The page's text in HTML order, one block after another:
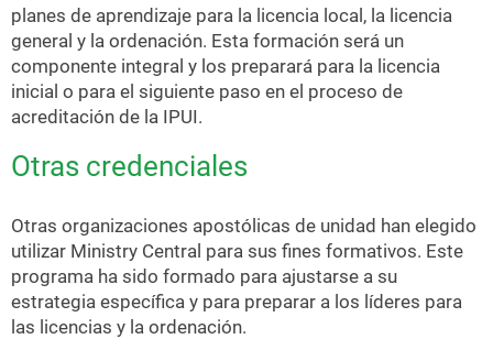
planes de aprendizaje para la licencia local, la licencia
general y la ordenación. Esta formación será un
componente integral y los preparará para la licencia
inicial o para el siguiente paso en el proceso de
acreditación de la IPUI.
Otras credenciales
Otras organizaciones apostólicas de unidad han elegido
utilizar Ministry Central para sus fines formativos. Este
programa ha sido formado para ajustarse a su
estrategia específica y para preparar a los líderes para
las licencias y la ordenación.